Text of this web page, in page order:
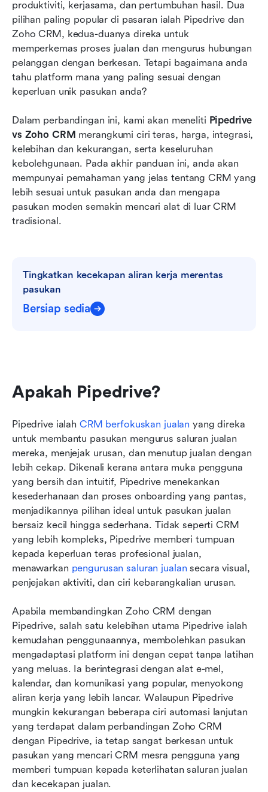
produktiviti, kerjasama, dan pertumbuhan hasil. Dua
pilihan paling popular di pasaran ialah Pipedrive dan
Zoho CRM, kedua-duanya direka untuk
memperkemas proses jualan dan mengurus hubungan
pelanggan dengan berkesan. Tetapi bagaimana anda
tahu platform mana yang paling sesuai dengan
keperluan unik pasukan anda?
Dalam perbandingan ini, kami akan meneliti Pipedrive
vs Zoho CRM merangkumi ciri teras, harga, integrasi,
kelebihan dan kekurangan, serta keseluruhan
kebolehgunaan. Pada akhir panduan ini, anda akan
mempunyai pemahaman yang jelas tentang CRM yang
lebih sesuai untuk pasukan anda dan mengapa
pasukan moden semakin mencari alat di luar CRM
tradisional.
Tingkatkan kecekapan aliran kerja merentas
pasukan
Bersiap sedia
Apakah Pipedrive?
Pipedrive ialah CRM berfokuskan jualan yang direka
untuk membantu pasukan mengurus saluran jualan
mereka, menjejak urusan, dan menutup jualan dengan
lebih cekap. Dikenali kerana antara muka pengguna
yang bersih dan intuitif, Pipedrive menekankan
kesederhanaan dan proses onboarding yang pantas,
menjadikannya pilihan ideal untuk pasukan jualan
bersaiz kecil hingga sederhana. Tidak seperti CRM
yang lebih kompleks, Pipedrive memberi tumpuan
kepada keperluan teras profesional jualan,
menawarkan pengurusan saluran jualan secara visual,
penjejakan aktiviti, dan ciri kebarangkalian urusan.
Apabila membandingkan Zoho CRM dengan
Pipedrive, salah satu kelebihan utama Pipedrive ialah
kemudahan penggunaannya, membolehkan pasukan
mengadaptasi platform ini dengan cepat tanpa latihan
yang meluas. Ia berintegrasi dengan alat e-mel,
kalendar, dan komunikasi yang popular, menyokong
aliran kerja yang lebih lancar. Walaupun Pipedrive
mungkin kekurangan beberapa ciri automasi lanjutan
yang terdapat dalam perbandingan Zoho CRM
dengan Pipedrive, ia tetap sangat berkesan untuk
pasukan yang mencari CRM mesra pengguna yang
memberi tumpuan kepada keterlihatan saluran jualan
dan kecekapan jualan.
pasukan moden memilih Lark
Pipedrive vs Zoho vs Lark: Cara memilih pilihan
yang betul
Kesimpulan
Bacaan berkaitan